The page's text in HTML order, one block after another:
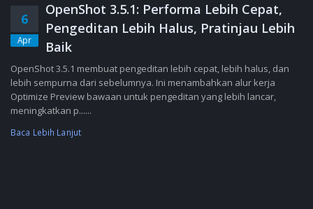
6
Apr
OpenShot 3.5.1: Performa Lebih Cepat,
Pengeditan Lebih Halus, Pratinjau Lebih
Baik
OpenShot 3.5.1 membuat pengeditan lebih cepat, lebih halus, dan
lebih sempurna dari sebelumnya. Ini menambahkan alur kerja
Optimize Preview bawaan untuk pengeditan yang lebih lancar,
meningkatkan p......
Baca Lebih Lanjut